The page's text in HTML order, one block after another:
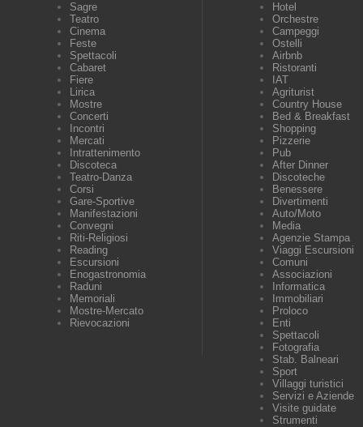
Sagre
Teatro
Cinema
Feste
Spettacoli
Cabaret
Fiere
Lirica
Mostre
Concerti
Incontri
Mercati
Intrattenimento
Discoteca
Teatro-Danza
Corsi
Gare-Sportive
Manifestazioni
Convegni
Riti-Religiosi
Reading
Escursioni
Enogastronomia
Raduni
Memoriali
Mostre-Mercato
Rievocazioni
Hotel
Orchestre
Campeggi
Ostelli
Airbnb
Ristoranti
IAT
Agriturist
Country House
Bed & Breakfast
Shopping
Pizzerie
Pub
After Dinner
Discoteche
Benessere
Divertimenti
Auto/Moto
Media
Agenzie Stampa
Viaggi Escursioni
Comuni
Associazioni
Informatica
Immobiliari
Proloco
Enti
Spettacoli
Fotografia
Stab. Balneari
Sport
Villaggi turistici
Servizi e Aziende
Visite guidate
Strumenti